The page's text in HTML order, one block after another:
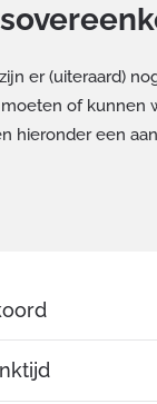
er (uiteraard)
of kunnen
hieronder een